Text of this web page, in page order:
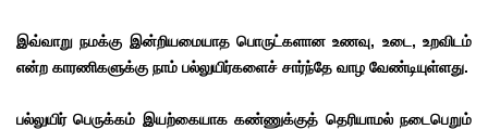
இவ்வாறு நமக்கு இன்றியமையாத பொருட்களான உணவு, உடை, உறவிடம்
என்ற காரணிகளுக்கு நாம் பல்லுயிர்களைச் சார்ந்தே வாழ வேண்டியுள்ளது.
பல்லுயிர் பெருக்கம் இயற்கையாக கண்ணுக்குத் தெரியாமல் நடைபெறும்